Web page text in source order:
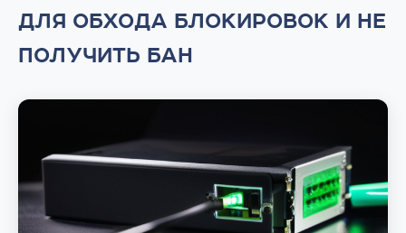
ДЛЯ ОБХОДА БЛОКИРОВОК И НЕ
ПОЛУЧИТЬ БАН